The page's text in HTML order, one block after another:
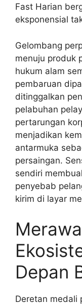
Fast Harian
eksponensial
Gelombang
menuju produk
hukum alam
pembaruan
ditinggalkan
pelabuhan
pertarungan
menjadikan
antarmuka
persaingan.
sendiri
penyebab
kirim di layar
Depan
Deretan medali